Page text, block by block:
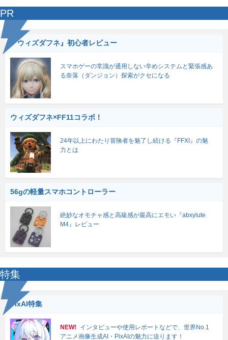
PR
『ウィズダフネ』初心者レビュー
スマホゲーの常識が通用しない辛めシステムと緊張感あ
る奈落（ダンジョン）探索がクセになる
ウィズダフネ×FF11コラボ！
24年以上にわたり冒険者を魅了し続ける『FFXI』の魅
力とは
56gの軽量スマホコントローラー
絶妙なオモチャ感と高級感が最高にエモい『abxylute
M4』レビュー
特集
PixAI特集
NEW!
インタビューや使用レポートなどで、世界No.1
アニメ画像生成AI・PixAIの魅力に迫ります！